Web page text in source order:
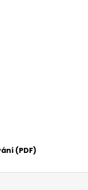
(PDF)